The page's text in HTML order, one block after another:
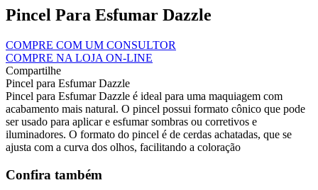
Pincel Para Esfumar Dazzle
COMPRE COM UM CONSULTOR
COMPRE NA LOJA ON-LINE
Compartilhe
Pincel para Esfumar Dazzle
Pincel para Esfumar Dazzle é ideal para uma maquiagem com
acabamento mais natural. O pincel possui formato cônico que pode
ser usado para aplicar e esfumar sombras ou corretivos e
iluminadores. O formato do pincel é de cerdas achatadas, que se
ajusta com a curva dos olhos, facilitando a coloração
Confira também